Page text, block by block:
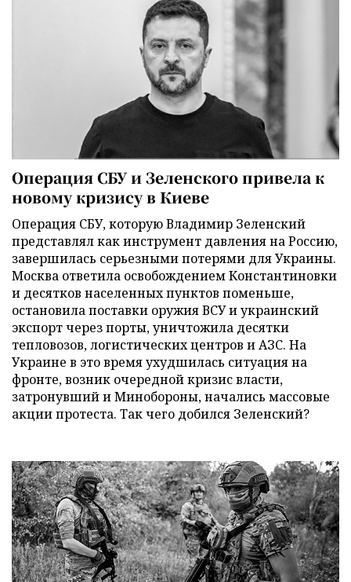
Операция СБУ и Зеленского привела к
новому кризису в Киеве
Операция СБУ, которую Владимир Зеленский
представлял как инструмент давления на Россию,
завершилась серьезными потерями для Украины.
Москва ответила освобождением Константиновки
и десятков населенных пунктов поменьше,
остановила поставки оружия ВСУ и украинский
экспорт через порты, уничтожила десятки
тепловозов, логистических центров и АЗС. На
Украине в это время ухудшилась ситуация на
фронте, возник очередной кризис власти,
затронувший и Минобороны, начались массовые
акции протеста. Так чего добился Зеленский?